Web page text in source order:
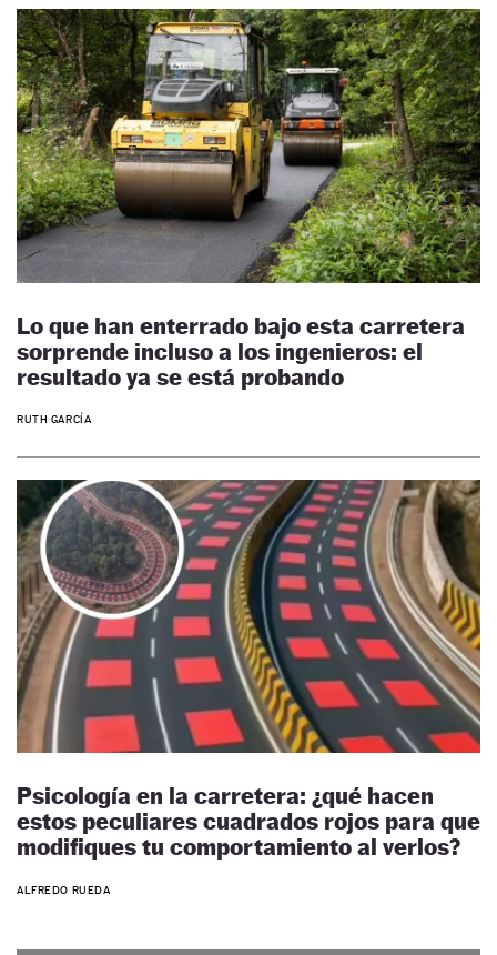
Lo que han enterrado bajo esta carretera
sorprende incluso a los ingenieros: el
resultado ya se está probando
RUTH GARCÍA
Psicología en la carretera: ¿qué hacen
estos peculiares cuadrados rojos para que
modifiques tu comportamiento al verlos?
ALFREDO RUEDA